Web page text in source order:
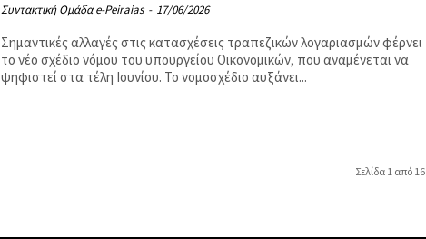
Συντακτική Ομάδα e-Peiraias - 17/06/2026
Σημαντικές αλλαγές στις κατασχέσεις τραπεζικών λογαριασμών φέρνει
το νέο σχέδιο νόμου του υπουργείου Οικονομικών, που αναμένεται να
ψηφιστεί στα τέλη Ιουνίου. Το νομοσχέδιο αυξάνει...
Σελίδα 1 από 16